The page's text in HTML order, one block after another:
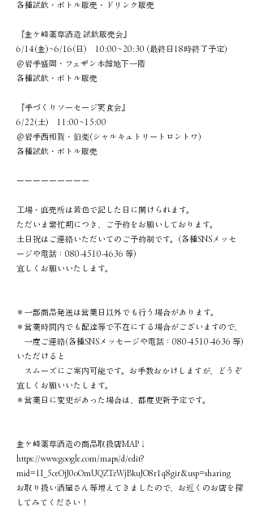
各種試飲・ボトル販売・ドリンク販売
『金ケ崎薬草酒造 試飲販売会』
6/14(金)~6/16(日) 10:00~20:30 (最終日18時終了予定)
＠岩手盛岡・フェザン本館地下一階
各種試飲・ボトル販売
『手づくりソーセージ実食会』
6/22(土) 11:00~15:00
＠岩手西和賀・伯楽(シャルキュトリートロントワ)
各種試飲・ボトル販売
ーーーーーーーーー
工場・直売所は黄色で記した日に開けられます。
ただいま繁忙期につき、ご予約をお願いしております。
土日祝はご連絡いただいてのご予約制です。(各種SNSメッセ
ージや電話：080-4510-4636 等)
宜しくお願いいたします。
＊一部商品発送は営業日以外でも行う場合があります。
＊営業時間内でも配達等で不在にする場合がございますので、
一度ご連絡(各種SNSメッセージや電話：080-4510-4636 等)
いただけると
スムーズにご案内可能です。お手数おかけしますが、どうぞ
宜しくお願いいたします。
＊営業日に変更があった場合は、都度更新予定です。
金ケ崎薬草酒造の商品取扱店MAP↓
https://www.google.com/maps/d/edit?
mid=1I_5ceOjJ0oOmUQZTzWjBkuJO8r1q8gir&usp=sharing
お取り扱い酒屋さん等増えてきましたので、お近くのお店を探
してみてください！